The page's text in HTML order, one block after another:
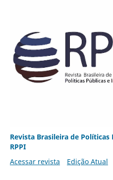
Revista Brasileira de
RPPI
Acessar revista
Edição Atual